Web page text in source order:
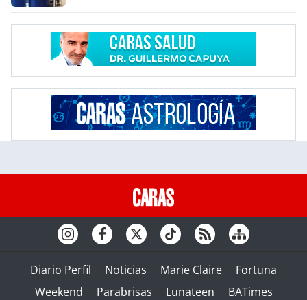
Diario Perfil Noticias Marie Claire
Fortuna
Weekend
Parabrisas Lunateen BATimes